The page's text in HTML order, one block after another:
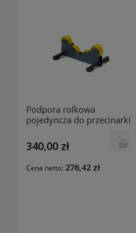
Podpora rolkowa
pojedyncza do przecinarki
EXACT
340,00 zł
Cena netto: 276,42 zł